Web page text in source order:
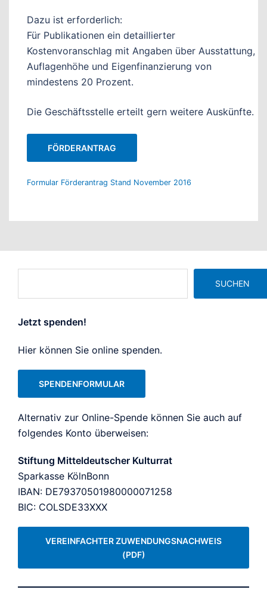
Dazu ist erforderlich:
Für Publikationen ein detaillierter
Kostenvoranschlag mit Angaben über Ausstattung,
Auflagenhöhe und Eigenfinanzierung von
mindestens 20 Prozent.
Die Geschäftsstelle erteilt gern weitere Auskünfte.
FÖRDERANTRAG
Formular Förderantrag Stand November 2016
SUCHEN
Jetzt spenden!
Hier können Sie online spenden.
SPENDENFORMULAR
Alternativ zur Online-Spende können Sie auch auf
folgendes Konto überweisen:
Stiftung Mitteldeutscher Kulturrat
Sparkasse KölnBonn
IBAN: DE79370501980000071258
BIC: COLSDE33XXX
VEREINFACHTER ZUWENDUNGSNACHWEIS
(PDF)